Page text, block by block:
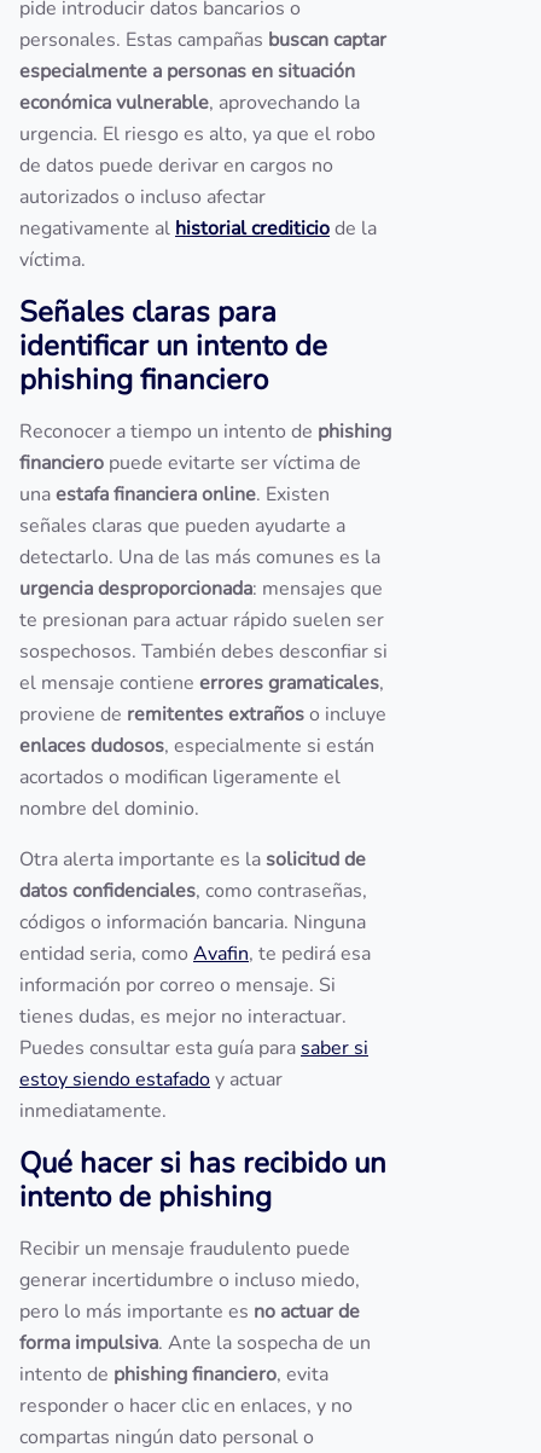
pide introducir datos bancarios o
personales. Estas campañas buscan captar
especialmente a personas en situación
económica vulnerable, aprovechando la
urgencia. El riesgo es alto, ya que el robo
de datos puede derivar en cargos no
autorizados o incluso afectar
negativamente al historial crediticiode la
víctima.
Señales claras para
identificar un intento de
phishing financiero
Reconocer a tiempo un intento de phishing
financiero puede evitarte ser víctima de
unaestafa financiera online. Existen
señales claras que pueden ayudarte a
detectarlo. Una de las más comunes es la
urgencia desproporcionada: mensajes que
te presionan para actuar rápido suelen ser
sospechosos. También debes desconfiar si
el mensaje contiene errores gramaticales,
proviene de remitentes extrañoso incluye
enlaces dudosos, especialmente si están
acortados o modifican ligeramente el
nombre del dominio.
Otra alerta importante es lasolicitud de
datos confidenciales, como contraseñas,
códigos o información bancaria. Ninguna
entidad seria, como Avafin, te pedirá esa
información por correo o mensaje. Si
tienes dudas, es mejor no interactuar.
Puedes consultar esta guía para saber si
estoy siendo estafadoy actuar
inmediatamente.
Qué hacer si has recibido un
intento de phishing
Recibir un mensaje fraudulento puede
generar incertidumbre o incluso miedo,
pero lo más importante es no actuar de
forma impulsiva. Ante la sospecha de un
intento de phishing financiero, evita
responder o hacer clic en enlaces, y no
compartas ningún dato personal o